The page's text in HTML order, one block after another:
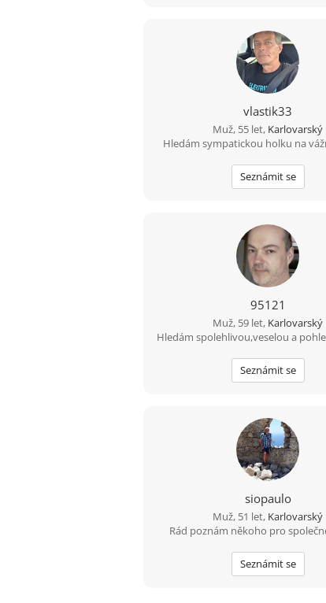
vlastik33
Muž, 55 let, Karlovarský
Hledám sympatickou holku na
Seznámit se
95121
Muž, 59 let, Karlovarský
Hledám spolehlivou,veselou a
Seznámit se
siopaulo
Muž, 51 let, Karlovarský
Rád poznám někoho pro
Seznámit se